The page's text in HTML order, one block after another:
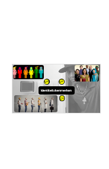
Identiteitskenmerken